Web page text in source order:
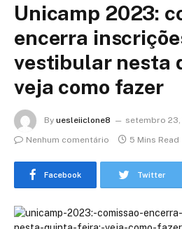
Unicamp 2023:
encerra
vestibular nesta
veja como fazer
By uesleiiclone8
setembro 23,
Nenhum comentário
5 Mins Read
Facebook Twitter